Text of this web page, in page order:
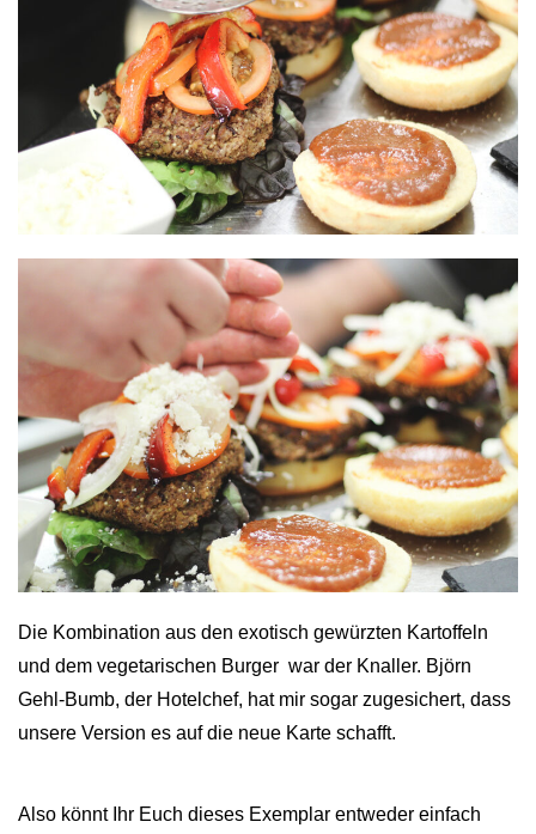
Die Kombination aus den exotisch gewürzten Kartoffeln
und dem vegetarischen Burger war der Knaller. Björn
Gehl-Bumb, der Hotelchef, hat mir sogar zugesichert, dass
unsere Version es auf die neue Karte schafft.
Also könnt Ihr Euch dieses Exemplar entweder einfach